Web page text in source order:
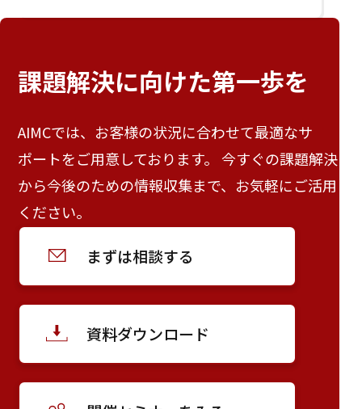
課題解決に向けた第一歩を
AIMCでは、お客様の状況に合わせて最適なサ
ポートをご用意しております。 今すぐの課題解決
から今後のための情報収集まで、お気軽にご活用
ください。
まずは相談する
資料ダウンロード